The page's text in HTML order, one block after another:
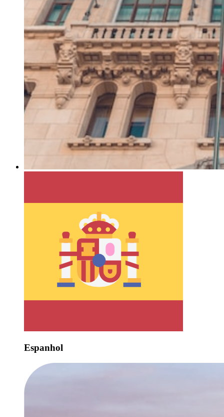
Espanhol